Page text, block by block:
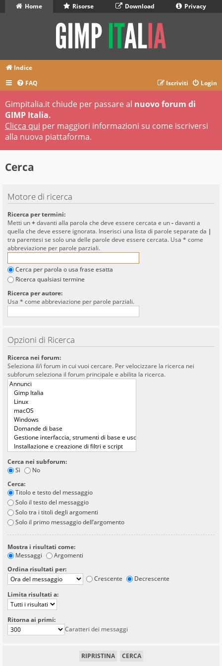
Home Risorse Download Privacy
Indice
FAQ
Login
Iscriviti
Gimpitalia.it chiude per passare al nuovo forum di
GIMP Italia.
Clicca qui per maggiori informazioni su come iscriversi
alla nuova piattaforma.
Cerca
Motore di ricerca
Ricerca per termini:
Metti un+davanti alla parola che deve essere cercata e un-davanti a
quella che deve essere ignorata. Inserisci una lista di parole separate da |
tra parentesi se solo una delle parole deve essere cercata. Usa * come
abbreviazione per parole parziali.
Cerca per parola o usa frase esatta
Ricerca qualsiasi termine
Ricerca per autore:
Usa * come abbreviazione per parole parziali.
Opzioni di Ricerca
Ricerca nei forum:
Seleziona il/i forum in cui vuoi cercare. Per velocizzare la ricerca nei
subforum seleziona il forum principale e abilita la ricerca.
Cerca nei subforum:
Sì
No
Cerca:
Titolo e testo del messaggio
Solo il testo del messaggio
Solo tra i titoli degli argomenti
Solo il primo messaggio dell’argomento
Mostra i risultati come:
Messaggi
Argomenti
Ordina risultati per:
Crescente
Decrescente
Limita risultati a:
Ritorna ai primi:
Caratteri dei messaggi